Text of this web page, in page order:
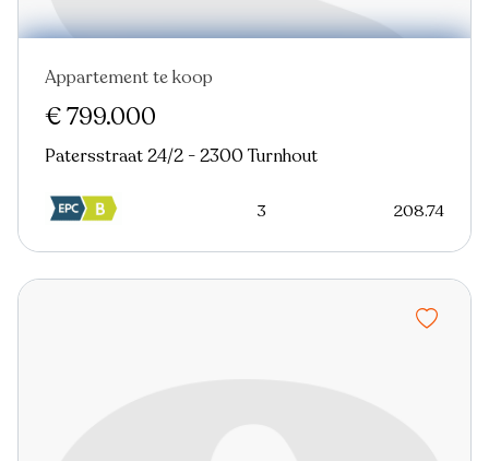
Nieuw
Appartement te koop
€ 799.000
Patersstraat 24/2 - 2300 Turnhout
3 208.74